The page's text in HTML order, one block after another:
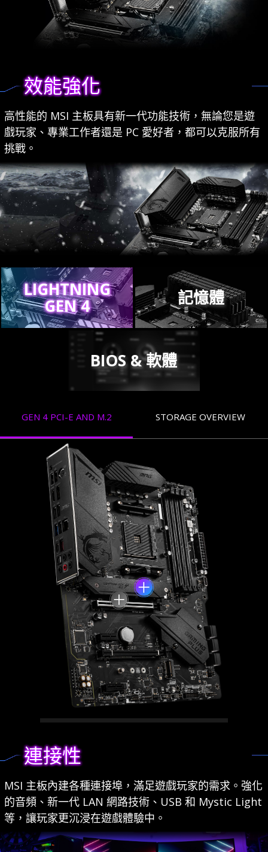
效能強化
高性能的 MSI 主板具有新一代功能技術，無論您是遊
戲玩家、專業工作者還是 PC 愛好者，都可以克服所有
挑戰。
LIGHTNING
GEN 4 記憶體
BIOS & 軟體
GEN 4 PCI-E AND M.2 STORAGE OVERVIEW
LIGHTNING GEN 4 M.2
Utilizing 3rd Gen Ryzen processors,
MSI B550 motherboards feature
latest Lightning Gen 4 M.2 which is
the fastest onboard storage
solution on the market with up to
64 Gb/s transfer speed.
連接性
MSI 主板內建各種連接埠，滿足遊戲玩家的需求。強化
的音頻、新一代 LAN 網路技術、USB 和 Mystic Light
等，讓玩家更沉浸在遊戲體驗中。